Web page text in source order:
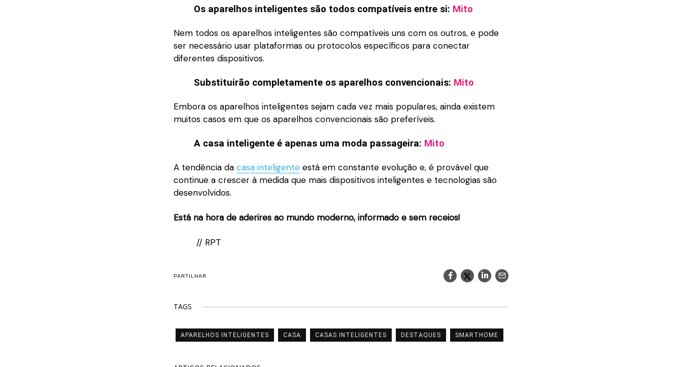
Os aparelhos inteligentes são todos compatíveis entre si: Mito
Nem todos os aparelhos inteligentes são compatíveis uns com os outros, e pode
ser necessário usar plataformas ou protocolos específicos para conectar
diferentes dispositivos.
Substituirão completamente os aparelhos convencionais: Mito
Embora os aparelhos inteligentes sejam cada vez mais populares, ainda existem
muitos casos em que os aparelhos convencionais são preferíveis.
A casa inteligente é apenas uma moda passageira: Mito
A tendência da casa inteligente está em constante evolução e, é provável que
continue a crescer à medida que mais dispositivos inteligentes e tecnologias são
desenvolvidos.
Está na hora de aderires ao mundo moderno, informado e sem receios!
// RPT
PARTILHAR
TAGS
APARELHOS INTELIGENTES CASA CASAS INTELIGENTES DESTAQUES SMARTHOME